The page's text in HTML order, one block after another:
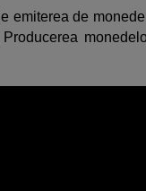
emiterea de